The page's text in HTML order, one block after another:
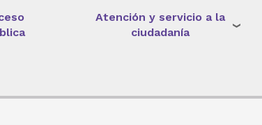
Atención y servicio a la
ciudadanía
ayuda a la navegación